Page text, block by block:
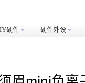
硬件 硬件外设